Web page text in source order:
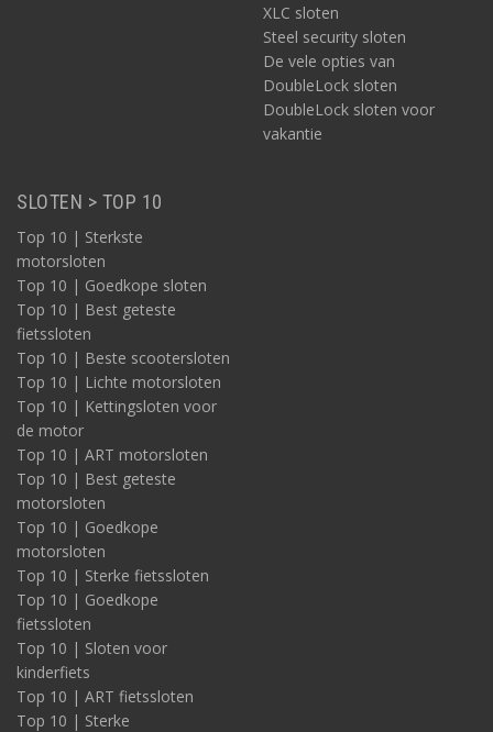
XLC sloten
Steel security sloten
De vele opties van
DoubleLock sloten
DoubleLock sloten voor
vakantie
SLOTEN > TOP 10
Top 10 | Sterkste
motorsloten
Top 10 | Goedkope sloten
Top 10 | Best geteste
fietssloten
Top 10 | Beste scootersloten
Top 10 | Lichte motorsloten
Top 10 | Kettingsloten voor
de motor
Top 10 | ART motorsloten
Top 10 | Best geteste
motorsloten
Top 10 | Goedkope
motorsloten
Top 10 | Sterke fietssloten
Top 10 | Goedkope
fietssloten
Top 10 | Sloten voor
kinderfiets
Top 10 | ART fietssloten
Top 10 | Sterke